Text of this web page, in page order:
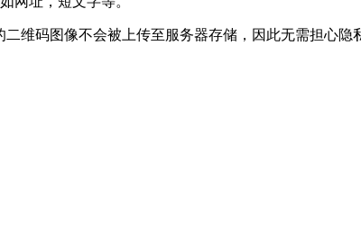
维码图像不会被上传至服务器存储，因此无需担心隐